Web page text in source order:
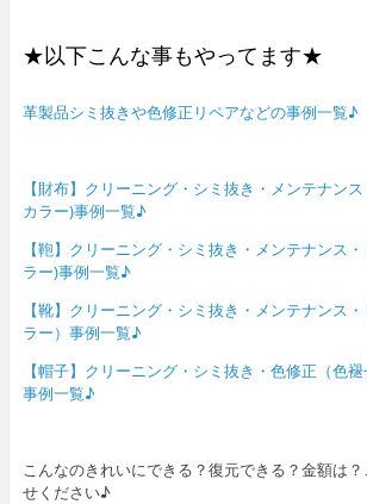
★以下こんな事もやってます★
革製品シミ抜きや色修正リペアなどの事例一覧♪
【財布】クリーニング・シミ抜き・メンテナン
カラー)事例一覧♪
【鞄】クリーニング・シミ抜き・メンテナンス
ラー)事例一覧♪
【靴】クリーニング・シミ抜き・メンテナンス
ラー）事例一覧♪
【帽子】クリーニング・シミ抜き・色修正（色褪
事例一覧♪
こんなのきれいにできる？復元できる？金額は
せください♪